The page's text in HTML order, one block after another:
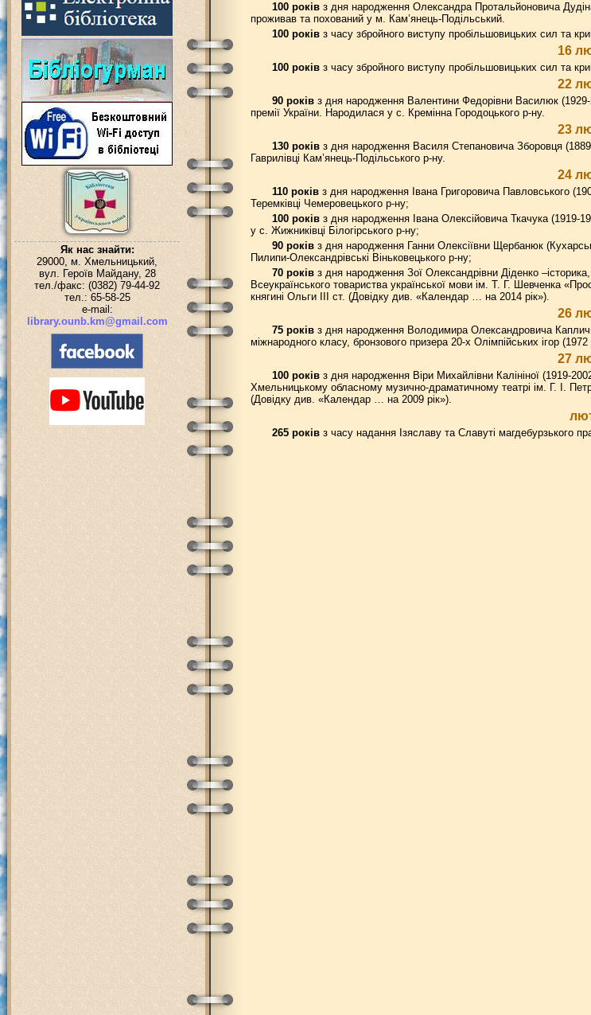
Як нас знайти:
29000, м. Хмельницький,
вул. Героїв Майдану, 28
тел./факс: (0382) 79-44-92
тел.: 65-58-25
e-mail:
library.ounb.km@gmail.com
100 роківз дня народження Олександра Протальйоновича
проживав та похований у м. Кам’янець-Подільський.
100 роківз часу збройного виступу пробільшовицьких сил та
16
100 роківз часу збройного виступу пробільшовицьких сил та
22
90 роківз дня народження Валентини Федорівни Василюк (1929-
премії України. Народилася у с. Кремінна Городоцького р-ну.
23
130 роківз дня народження Василя Степановича Зборовця
Гаврилівці Кам’янець-Подільського р-ну.
24
110 роківз дня народження Івана Григоровича Павловського
Теремківці Чемеровецького р-ну;
100 роківз дня народження Івана Олексійовича Ткачука (1919-
у с. Жижниківці Білогірського р-ну;
90 роківз дня народження Ганни Олексіївни Щербанюк
Пилипи-Олександрівські Віньковецького р-ну;
70 роківз дня народження Зої Олександрівни Діденко
Всеукраїнського товариства української мови ім. Т. Г. Шевченка
княгині Ольги III ст. (Довідку див. «Календар … на 2014 рік»).
26
75 роківз дня народження Володимира Олександровича
міжнародного класу, бронзового призера 20-х Олімпійських ігор
27
100 роківз дня народження Віри Михайлівни Калініної (1919-
Хмельницькому обласному музично-драма­тичному театрі ім. Г. І.
(Довідку див. «Календар … на 2009 рік»).
265 роківз часу надання Ізяславу та Славуті магдебурзького